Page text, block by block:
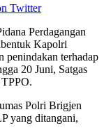
Twitter
Perdagangan
Kapolri
penindakan terhadap
20 Juni, Satgas
Polri Brigjen
yang ditangani,